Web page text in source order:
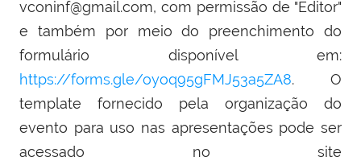
vconinf@gmail.com, com permissão de "Editor"
e também por meio do preenchimento do
formulário disponível em:
https://forms.gle/oyoq95gFMJ53a5ZA8. O
template fornecido pela organização do
evento para uso nas apresentações pode ser
acessado no site